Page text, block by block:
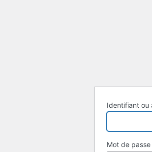
Identifiant ou
Mot de passe